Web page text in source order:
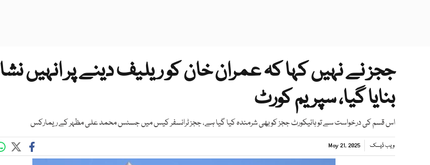
ججز نے نہیں کہا کہ عمران خان کو ریلیف دینے پر انہیں
بنایا گیا، سپریم کورٹ
اس قسم کی درخواست سے تو ہائیکورٹ ججز کو بھی شرمندہ کیا گیا ہے، ججز ٹرانسفر کیس میں جسٹس محمد علی مظہر کے ریمارکس
ویب ڈیسک May 21, 2025